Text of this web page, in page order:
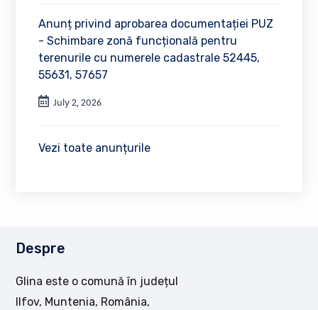
Anunț privind aprobarea documentației PUZ
- Schimbare zonă funcțională pentru
terenurile cu numerele cadastrale 52445,
55631, 57657
July 2, 2026
Vezi toate anunțurile
Despre
Glina este o comună în județul
Ilfov, Muntenia, România,